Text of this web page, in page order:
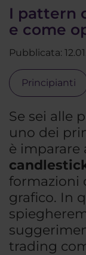
I pattern
e come
Pubblicata:
Principianti
Se sei alle
uno dei
è imparare
formazioni
grafico. In
trading